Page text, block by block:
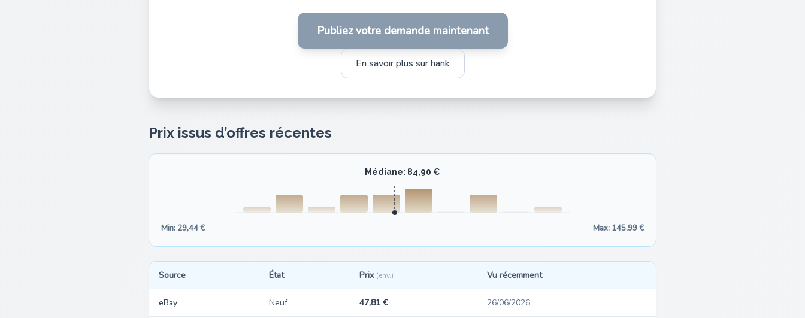
Publiez votre demande maintenant
En savoir plus sur hank
Prix issus d’offres récentes
Médiane: 84,90 €
Min: 29,44 € Max: 145,99 €
Source État Prix (env.) Vu récemment
eBay Neuf 47,81 € 26/06/2026